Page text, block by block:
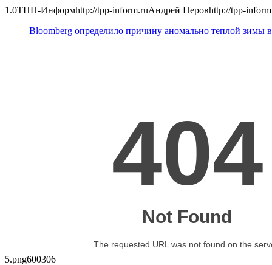
1.0ТПП-Информhttp://tpp-inform.ruАндрей Перовhttp://tpp-
Bloomberg определило причину аномально теплой зимы
5.png600306